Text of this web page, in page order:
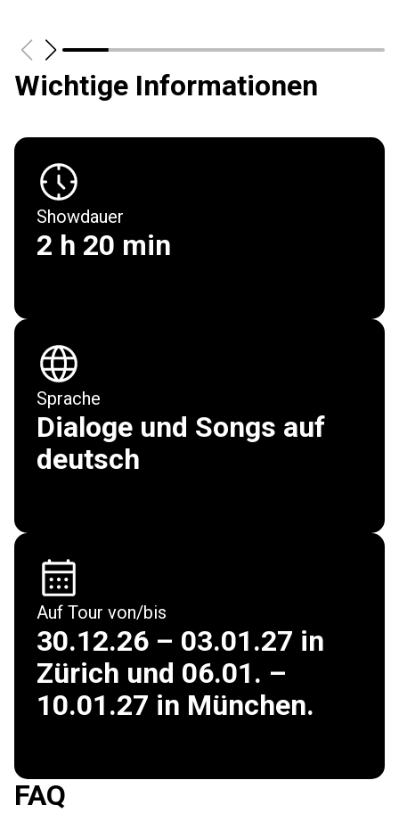
Wichtige Informationen
Showdauer
2 h 20 min
Sprache
Dialoge und Songs auf
deutsch
Auf Tour von/bis
30.12.26 – 03.01.27 in
Zürich und 06.01. –
10.01.27 in München.
FAQ